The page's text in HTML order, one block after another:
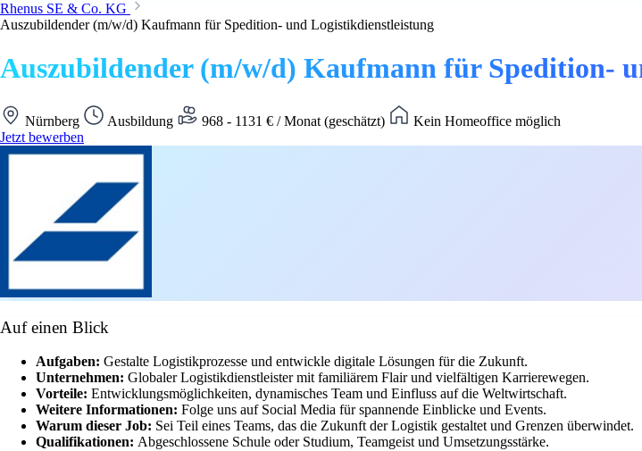
Rhenus SE & Co. KG
Auszubildender (m/w/d) Kaufmann für Spedition- und Logistikdienstleistung
Auszubildender (m/w/d) Kaufmann für Spedition-
Nürnberg Ausbildung 968 - 1131 € / Monat (geschätzt)
Kein Homeoffice möglich
Jetzt bewerben
Auf einen Blick
Aufgaben: Gestalte Logistikprozesse und entwickle digitale Lösungen für die Zukunft.
Unternehmen: Globaler Logistikdienstleister mit familiärem Flair und vielfältigen Karrierewegen.
Vorteile: Entwicklungsmöglichkeiten, dynamisches Team und Einfluss auf die Weltwirtschaft.
Weitere Informationen: Folge uns auf Social Media für spannende Einblicke und Events.
Warum dieser Job: Sei Teil eines Teams, das die Zukunft der Logistik gestaltet und Grenzen überwindet.
Qualifikationen: Abgeschlossene Schule oder Studium, Teamgeist und Umsetzungsstärke.